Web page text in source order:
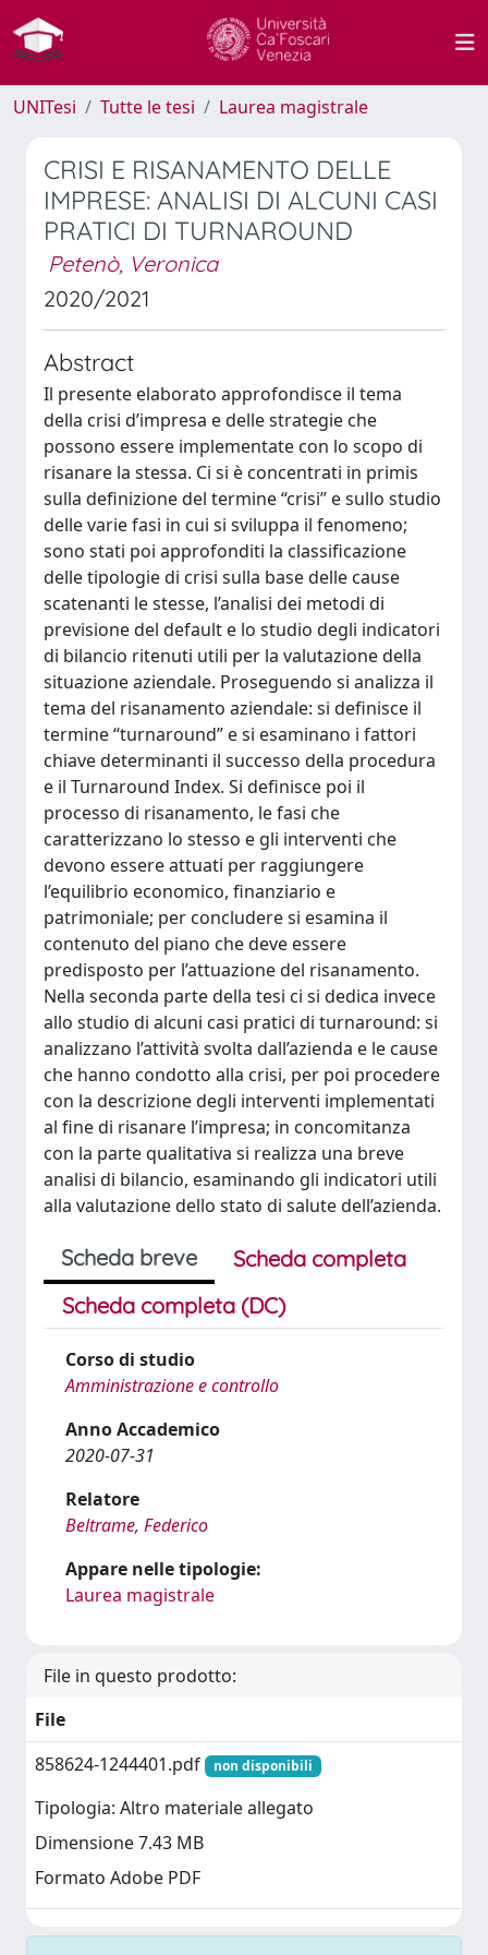
UNITesi Tutte le tesi Laurea magistrale
CRISI E RISANAMENTO DELLE
IMPRESE: ANALISI DI ALCUNI CASI
PRATICI DI TURNAROUND
Petenò, Veronica
2020/2021
Abstract
Il presente elaborato approfondisce il tema
della crisi d’impresa e delle strategie che
possono essere implementate con lo scopo di
risanare la stessa. Ci si è concentrati in primis
sulla definizione del termine “crisi” e sullo studio
delle varie fasi in cui si sviluppa il fenomeno;
sono stati poi approfonditi la classificazione
delle tipologie di crisi sulla base delle cause
scatenanti le stesse, l’analisi dei metodi di
previsione del default e lo studio degli indicatori
di bilancio ritenuti utili per la valutazione della
situazione aziendale. Proseguendo si analizza il
tema del risanamento aziendale: si definisce il
termine “turnaround” e si esaminano i fattori
chiave determinanti il successo della procedura
e il Turnaround Index. Si definisce poi il
processo di risanamento, le fasi che
caratterizzano lo stesso e gli interventi che
devono essere attuati per raggiungere
l’equilibrio economico, finanziario e
patrimoniale; per concludere si esamina il
contenuto del piano che deve essere
predisposto per l’attuazione del risanamento.
Nella seconda parte della tesi ci si dedica invece
allo studio di alcuni casi pratici di turnaround: si
analizzano l’attività svolta dall’azienda e le cause
che hanno condotto alla crisi, per poi procedere
con la descrizione degli interventi implementati
al fine di risanare l’impresa; in concomitanza
con la parte qualitativa si realizza una breve
analisi di bilancio, esaminando gli indicatori utili
alla valutazione dello stato di salute dell’azienda.
Scheda breve
Scheda completa
Scheda completa (DC)
Corso di studio
Amministrazione e controllo
Anno Accademico
2020-07-31
Relatore
Beltrame, Federico
Appare nelle tipologie:
Laurea magistrale
File in questo prodotto:
File
858624-1244401.pdf
non disponibili
Tipologia: Altro materiale allegato
Dimensione 7.43 MB
Formato Adobe PDF